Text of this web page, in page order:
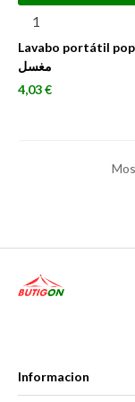
Lavabo portátil
مغسل
Precio
4,03 €
Informacion